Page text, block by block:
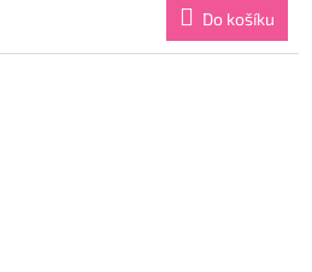
Do košíku